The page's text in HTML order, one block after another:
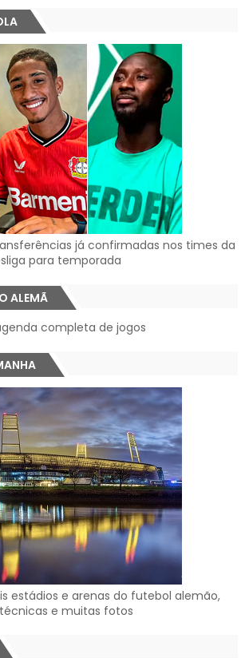
já confirmadas nos times da
para temporada
ALEMÃ
completa de jogos
estádios e arenas do futebol alemão,
e muitas fotos